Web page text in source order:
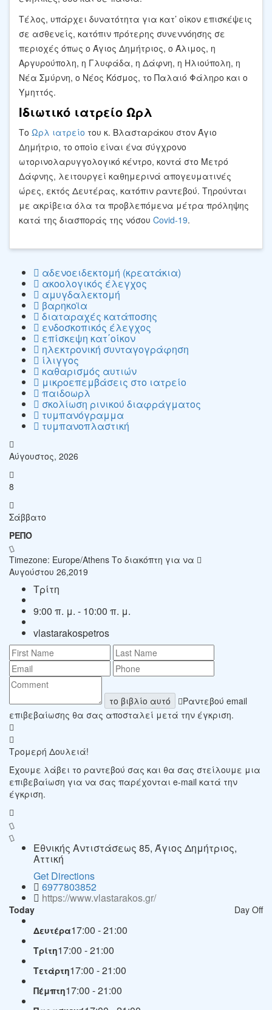
Τέλος, υπάρχει δυνατότητα για κατ’ οίκον επισκέψεις
σε ασθενείς, κατόπιν πρότερης συνεννόησης σε
περιοχές όπως ο Άγιος Δημήτριος, ο Άλιμος, η
Αργυρούπολη, η Γλυφάδα, η Δάφνη, η Ηλιούπολη, η
Νέα Σμύρνη, ο Νέος Κόσμος, το Παλαιό Φάληρο και ο
Υμηττός.
Ιδιωτικό ιατρείο Ωρλ
Το Ωρλ ιατρείο του κ. Βλασταράκου στον Άγιο
Δημήτριο, το οποίο είναι ένα σύγχρονο
ωτορινολαρυγγολογικό κέντρο, κοντά στο Μετρό
Δάφνης, λειτουργεί καθημερινά απογευματινές
ώρες, εκτός Δευτέρας, κατόπιν ραντεβού. Τηρούνται
με ακρίβεια όλα τα προβλεπόμενα μέτρα πρόληψης
κατά της διασποράς της νόσου Covid-19.
αδενοειδεκτομή (κρεατάκια)
ακοολογικός έλεγχος
αμυγδαλεκτομή
βαρηκοϊα
διαταραχές κατάποσης
ενδοσκοπικός έλεγχος
επίσκεψη κατ΄οίκον
ηλεκτρονική συνταγογράφηση
ίλιγγος
καθαρισμός αυτιών
μικροεπεμβάσεις στο ιατρείο
παιδοωρλ
σκολίωση ρινικού διαφράγματος
τυμπανόγραμμα
τυμπανοπλαστική
Αύγουστος, 2026
8
Σάββατο
ΡΕΠΌ
Timezone: Europe/Athens Το διακόπτη για να
Αυγούστου 26,2019
Τρίτη
9:00 π. μ. - 10:00 π. μ.
vlastarakospetros
το βιβλίο αυτό
Ραντεβού email
επιβεβαίωσης θα σας αποσταλεί μετά την έγκριση.
Τρομερή Δουλειά!
Έχουμε λάβει το ραντεβού σας και θα σας στείλουμε μια
επιβεβαίωση για να σας παρέχονται e-mail κατά την
έγκριση.
Εθνικής Αντιστάσεως 85, Άγιος Δημήτριος,
Αττική
Get Directions
6977803852
https://www.vlastarakos.gr/
Today
Day Off
Δευτέρα17:00 - 21:00
Τρίτη17:00 - 21:00
Τετάρτη17:00 - 21:00
Πέμπτη17:00 - 21:00